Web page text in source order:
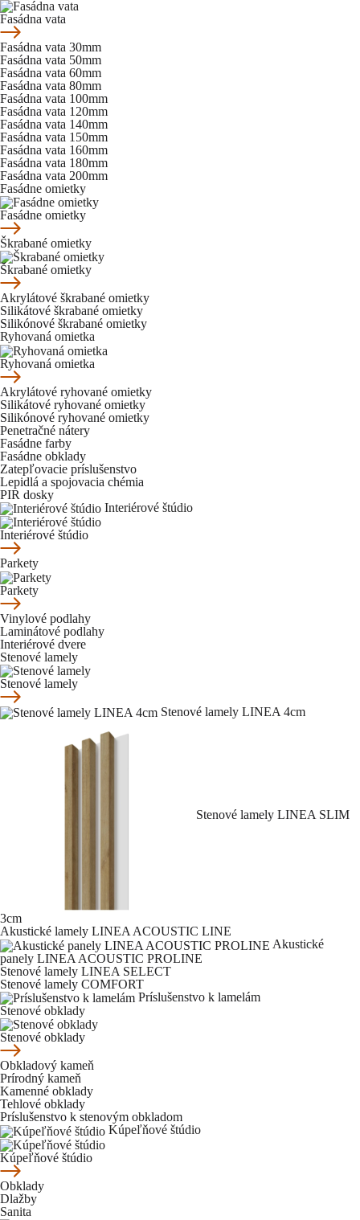
Fasádna vata
Fasádna vata 30mm
Fasádna vata 50mm
Fasádna vata 60mm
Fasádna vata 80mm
Fasádna vata 100mm
Fasádna vata 120mm
Fasádna vata 140mm
Fasádna vata 150mm
Fasádna vata 160mm
Fasádna vata 180mm
Fasádna vata 200mm
Fasádne omietky
Fasádne omietky
Škrabané omietky
Škrabané omietky
Akrylátové škrabané omietky
Silikátové škrabané omietky
Silikónové škrabané omietky
Ryhovaná omietka
Ryhovaná omietka
Akrylátové ryhované omietky
Silikátové ryhované omietky
Silikónové ryhované omietky
Penetračné nátery
Fasádne farby
Fasádne obklady
Zatepľovacie príslušenstvo
Lepidlá a spojovacia chémia
PIR dosky
Interiérové štúdio
Interiérové štúdio
Parkety
Parkety
Vinylové podlahy
Laminátové podlahy
Interiérové dvere
Stenové lamely
Stenové lamely
Stenové lamely LINEA 4cm
Stenové lamely LINEA SLIM
3cm
Akustické lamely LINEA ACOUSTIC LINE
Akustické
panely LINEA ACOUSTIC PROLINE
Stenové lamely LINEA SELECT
Stenové lamely COMFORT
Príslušenstvo k lamelám
Stenové obklady
Stenové obklady
Obkladový kameň
Prírodný kameň
Kamenné obklady
Tehlové obklady
Príslušenstvo k stenovým obkladom
Kúpeľňové štúdio
Kúpeľňové štúdio
Obklady
Dlažby
Sanita